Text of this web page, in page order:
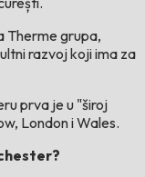
Therme grupa,
razvoj koji ima za
prva je u "široj
London i Wales.